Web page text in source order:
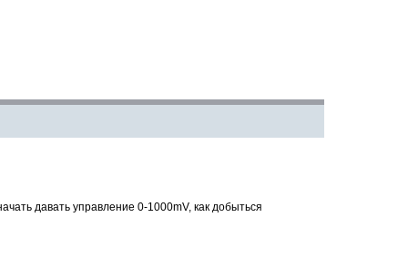
давать управление 0-1000mV, как добыться